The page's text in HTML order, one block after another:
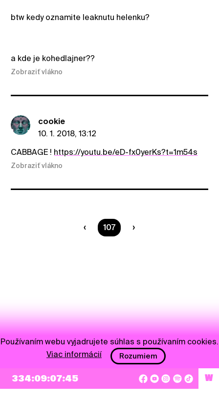
btw kedy oznamite leaknutu helenku?
a kde je kohedlajner??
Zobraziť vlákno
cookie
10. 1. 2018, 13:12
CABBAGE ! https://youtu.be/eD-fx0yerKs?t=1m54s
Zobraziť vlákno
Ste na strane
107
334:09:07:45 W
Používaním webu vyjadrujete súhlas s používaním cookies.
Viac informácií
Rozumiem